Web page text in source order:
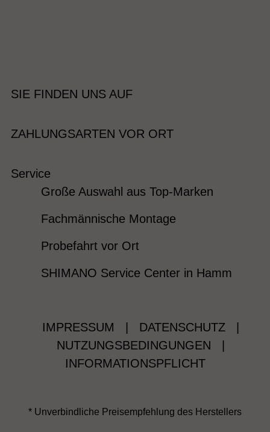
SIE FINDEN UNS AUF
ZAHLUNGSARTEN VOR ORT
Service
Große Auswahl aus Top-Marken
Fachmännische Montage
Probefahrt vor Ort
SHIMANO Service Center in Hamm
IMPRESSUM DATENSCHUTZ
NUTZUNGSBEDINGUNGEN
INFORMATIONSPFLICHT
* Unverbindliche Preisempfehlung des Herstellers